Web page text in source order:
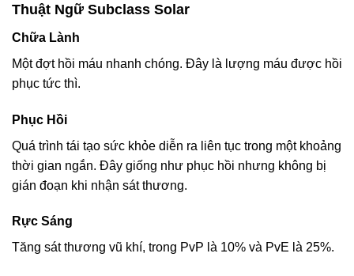
Thuật Ngữ Subclass Solar
Chữa Lành
Một đợt hồi máu nhanh chóng. Đây là lượng máu được hồi
phục tức thì.
Phục Hồi
Quá trình tái tạo sức khỏe diễn ra liên tục trong một khoảng
thời gian ngắn. Đây giống như phục hồi nhưng không bị
gián đoạn khi nhận sát thương.
Rực Sáng
Tăng sát thương vũ khí, trong PvP là 10% và PvE là 25%.